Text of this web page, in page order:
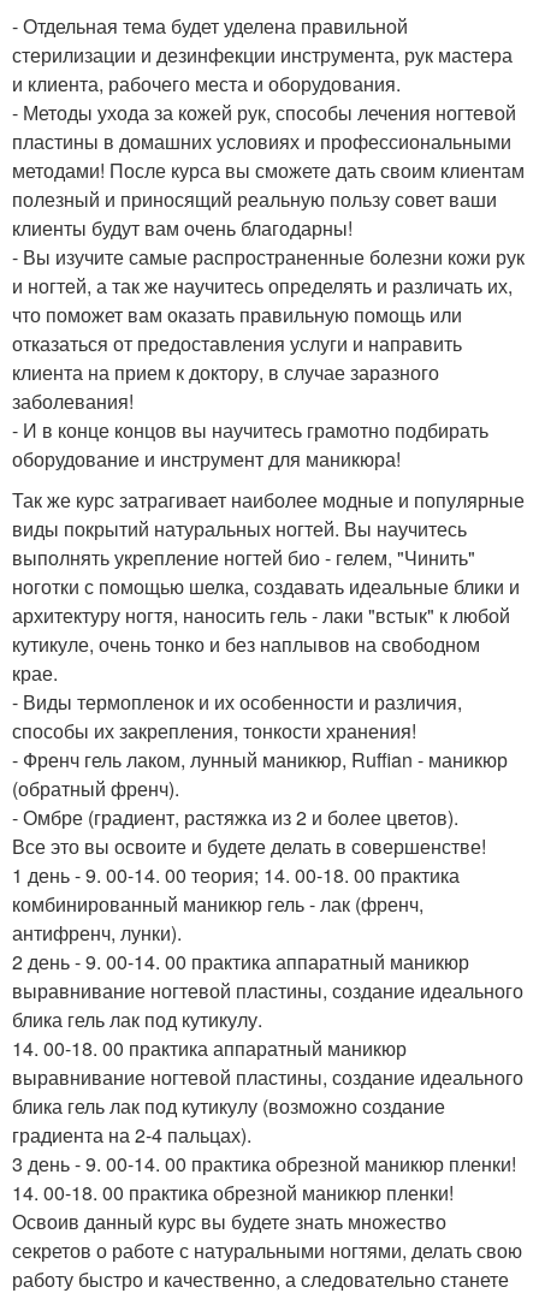
- Отдельная тема будет уделена правильной
стерилизации и дезинфекции инструмента, рук мастера
и клиента, рабочего места и оборудования.
- Методы ухода за кожей рук, способы лечения ногтевой
пластины в домашних условиях и профессиональными
методами! После курса вы сможете дать своим клиентам
полезный и приносящий реальную пользу совет ваши
клиенты будут вам очень благодарны!
- Вы изучите самые распространенные болезни кожи рук
и ногтей, а так же научитесь определять и различать их,
что поможет вам оказать правильную помощь или
отказаться от предоставления услуги и направить
клиента на прием к доктору, в случае заразного
заболевания!
- И в конце концов вы научитесь грамотно подбирать
оборудование и инструмент для маникюра!
Так же курс затрагивает наиболее модные и популярные
виды покрытий натуральных ногтей. Вы научитесь
выполнять укрепление ногтей био - гелем, "Чинить"
ноготки с помощью шелка, создавать идеальные блики и
архитектуру ногтя, наносить гель - лаки "встык" к любой
кутикуле, очень тонко и без наплывов на свободном
крае.
- Виды термопленок и их особенности и различия,
способы их закрепления, тонкости хранения!
- Френч гель лаком, лунный маникюр, Ruffian - маникюр
(обратный френч).
- Омбре (градиент, растяжка из 2 и более цветов).
Все это вы освоите и будете делать в совершенстве!
1 день - 9. 00-14. 00 теория; 14. 00-18. 00 практика
комбинированный маникюр гель - лак (френч,
антифренч, лунки).
2 день - 9. 00-14. 00 практика аппаратный маникюр
выравнивание ногтевой пластины, создание идеального
блика гель лак под кутикулу.
14. 00-18. 00 практика аппаратный маникюр
выравнивание ногтевой пластины, создание идеального
блика гель лак под кутикулу (возможно создание
градиента на 2-4 пальцах).
3 день - 9. 00-14. 00 практика обрезной маникюр пленки!
14. 00-18. 00 практика обрезной маникюр пленки!
Освоив данный курс вы будете знать множество
секретов о работе с натуральными ногтями, делать свою
работу быстро и качественно, а следовательно станете